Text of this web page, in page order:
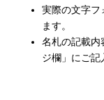
実際の文字フ
ます。
名札の記載内
ジ欄」にご記